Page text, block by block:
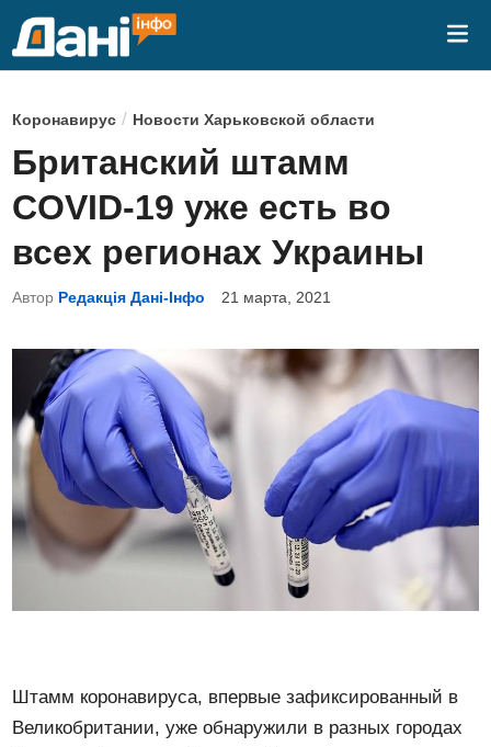
О
п
у
б
л
и
к
н
Коронавирус / Новости Харьковской области
Британский штамм
COVID-19 уже есть во
всех регионах Украины
Автор Редакція Дані-Інфо 21 марта, 2021
Штамм коронавируса, впервые зафиксированный в
Великобритании, уже обнаружили в разных городах